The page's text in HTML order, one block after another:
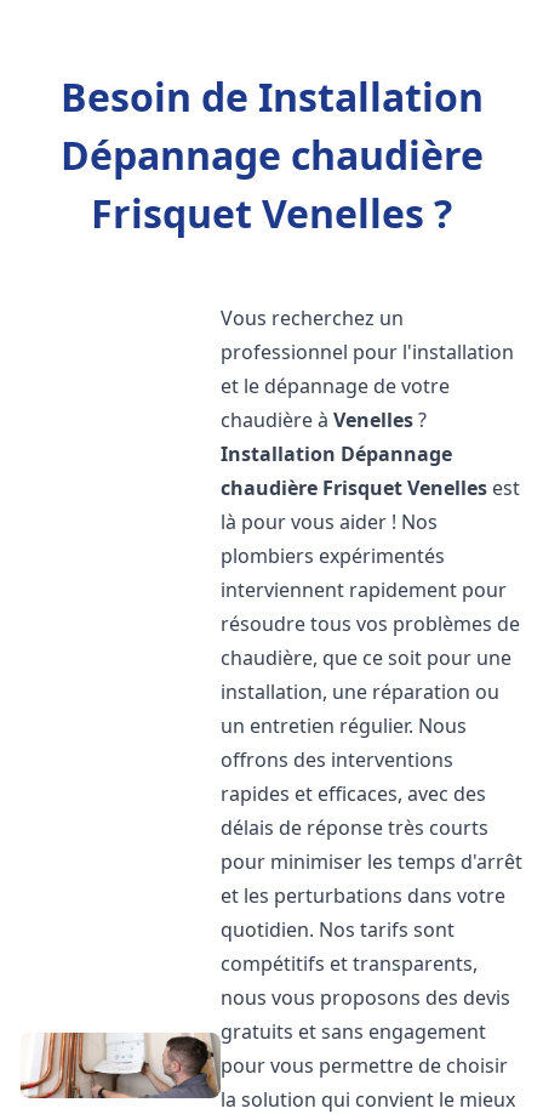
Besoin de Installation
Dépannage chaudière
Frisquet Venelles ?
Vous recherchez un
professionnel pour l'installation
et le dépannage de votre
chaudière àVenelles?
Installation Dépannage
chaudière FrisquetVenelles est
là pour vous aider ! Nos
plombiers expérimentés
interviennent rapidement pour
résoudre tous vos problèmes de
chaudière, que ce soit pour une
installation, une réparation ou
un entretien régulier. Nous
offrons des interventions
rapides et efficaces, avec des
délais de réponse très courts
pour minimiser les temps d'arrêt
et les perturbations dans votre
quotidien. Nos tarifs sont
compétitifs et transparents,
nous vous proposons des devis
gratuits et sans engagement
pour vous permettre de choisir
la solution qui convient le mieux